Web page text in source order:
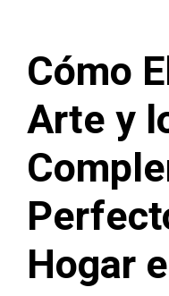
Cómo
Arte y
Hogar